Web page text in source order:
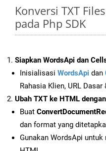
Konversi TXT
pada Php SDK
Siapkan WordsApi dan
Inisialisasi WordsApi dan
Rahasia Klien, URL Dasar
Ubah TXT ke HTML
Buat
dan format yang
Gunakan WordsApi